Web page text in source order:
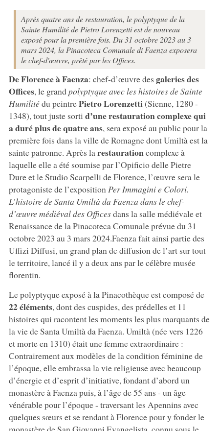
Après quatre ans de restauration, le polyptyque de la
Sainte Humilité de Pietro Lorenzetti est de nouveau
exposé pour la première fois. Du 31 octobre 2023 au 3
mars 2024, la Pinacoteca Comunale di Faenza exposera
le chef-d'œuvre, prêté par les Offices.
De Florence à Faenza: chef-d’œuvre des galeries des
Offices, le grandpolyptyque avec les histoires de Sainte
Humilitédu peintrePietro Lorenzetti(Sienne, 1280 -
1348), tout juste sorti d’une restauration complexe qui
a duré plus de quatre ans, sera exposé au public pour la
première fois dans la ville de Romagne dont Umiltà est la
sainte patronne. Après la restaurationcomplexe à
laquelle elle a été soumise par l’Opificio delle Pietre
Dure et le Studio Scarpelli de Florence, l’œuvre sera le
protagoniste de l’exposition Per Immagini e Colori.
L’histoire de Santa Umiltà da Faenza dans le chef-
d’œuvre médiéval des Officesdans la salle médiévale et
Renaissance de la Pinacoteca Comunale prévue du 31
octobre 2023 au 3 mars 2024.Faenza fait ainsi partie des
Uffizi Diffusi, un grand plan de diffusion de l’art sur tout
le territoire, lancé il y a deux ans par le célèbre musée
florentin.
Le polyptyque exposé à la Pinacothèque est composé de
22 éléments, dont des cuspides, des prédelles et 11
histoires qui racontent les moments les plus marquants de
la vie de Santa Umiltà da Faenza. Umiltà (née vers 1226
et morte en 1310) était une femme extraordinaire :
Contrairement aux modèles de la condition féminine de
l’époque, elle embrassa la vie religieuse avec beaucoup
d’énergie et d’esprit d’initiative, fondant d’abord un
monastère à Faenza puis, à l’âge de 55 ans - un âge
vénérable pour l’époque - traversant les Apennins avec
quelques sœurs et se rendant à Florence pour y fonder le